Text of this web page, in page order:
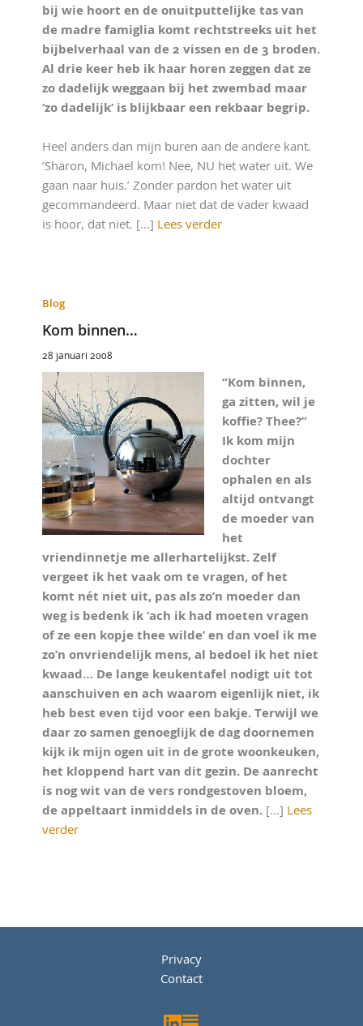
bij wie hoort en de onuitputtelijke tas van
de madre famiglia komt rechtstreeks uit het
bijbelverhaal van de 2 vissen en de 3 broden.
Al drie keer heb ik haar horen zeggen dat ze
zo dadelijk weggaan bij het zwembad maar
‘zo dadelijk’ is blijkbaar een rekbaar begrip.
Heel anders dan mijn buren aan de andere kant.
‘Sharon, Michael kom! Nee, NU het water uit. We
gaan naar huis.’ Zonder pardon het water uit
gecommandeerd. Maar niet dat de vader kwaad
is hoor, dat niet. [...] Lees verder
Blog
Kom binnen…
28 januari 2008
“Kom binnen,
ga zitten, wil je
koffie? Thee?”
Ik kom mijn
dochter
ophalen en als
altijd ontvangt
de moeder van
het
vriendinnetje me allerhartelijkst. Zelf
vergeet ik het vaak om te vragen, of het
komt nét niet uit, pas als zo’n moeder dan
weg is bedenk ik ‘ach ik had moeten vragen
of ze een kopje thee wilde’ en dan voel ik me
zo’n onvriendelijk mens, al bedoel ik het niet
kwaad… De lange keukentafel nodigt uit tot
aanschuiven en ach waarom eigenlijk niet, ik
heb best even tijd voor een bakje. Terwijl we
daar zo samen genoeglijk de dag doornemen
kijk ik mijn ogen uit in de grote woonkeuken,
het kloppend hart van dit gezin. De aanrecht
is nog wit van de vers rondgestoven bloem,
de appeltaart inmiddels in de oven. [...] Lees
verder
Privacy
Contact